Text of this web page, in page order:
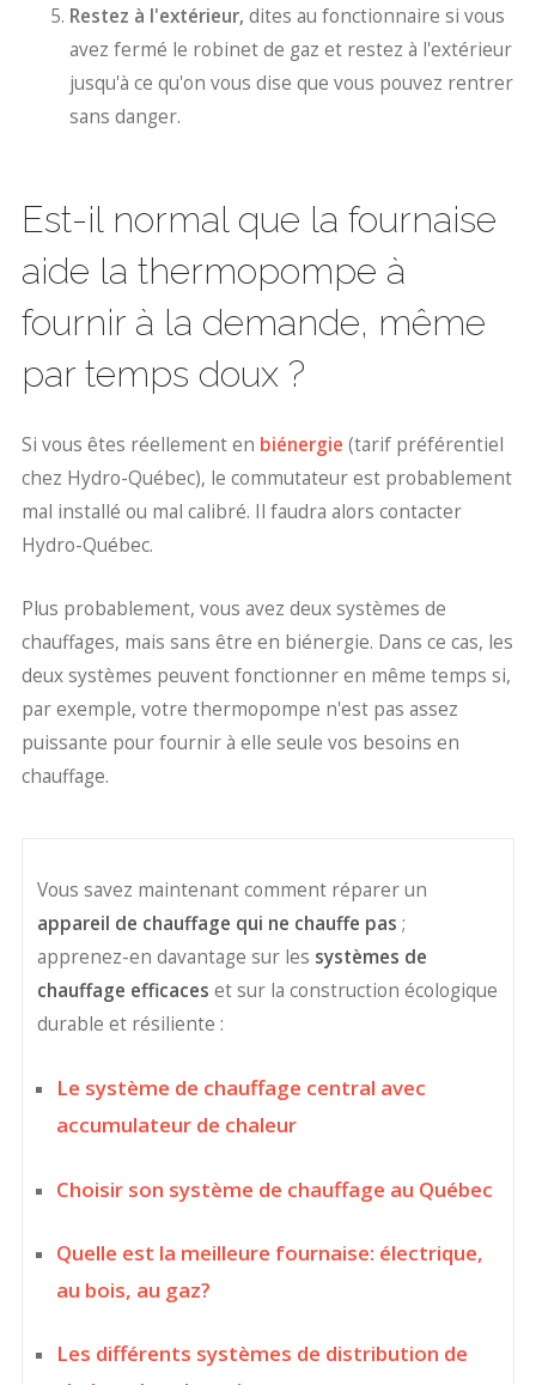
Restez à l'extérieur, dites au fonctionnaire si vous
avez fermé le robinet de gaz et restez à l'extérieur
jusqu'à ce qu'on vous dise que vous pouvez rentrer
sans danger.
Est-il normal que la fournaise
aide la thermopompe à
fournir à la demande, même
par temps doux ?
Si vous êtes réellement en biénergie (tarif préférentiel
chez Hydro-Québec), le commutateur est probablement
mal installé ou mal calibré. Il faudra alors contacter
Hydro-Québec.
Plus probablement, vous avez deux systèmes de
chauffages, mais sans être en biénergie. Dans ce cas, les
deux systèmes peuvent fonctionner en même temps si,
par exemple, votre thermopompe n'est pas assez
puissante pour fournir à elle seule vos besoins en
chauffage.
Vous savez maintenant comment réparer un
appareil de chauffage qui ne chauffe pas ;
apprenez-en davantage sur les systèmes de
chauffage efficaces et sur la construction écologique
durable et résiliente :
Le système de chauffage central avec
accumulateur de chaleur
Choisir son système de chauffage au Québec
Quelle est la meilleure fournaise: électrique,
au bois, au gaz?
Les différents systèmes de distribution de